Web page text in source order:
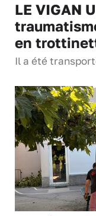
LE VIGAN
en
Il a été